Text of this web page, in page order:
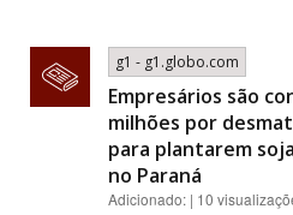
g1 - g1.globo.com
Empresários são
milhões por
para plantarem
no Paraná
Adicionado: | 10